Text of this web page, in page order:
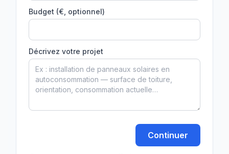
Budget (€, optionnel)
Décrivez votre projet
Continuer